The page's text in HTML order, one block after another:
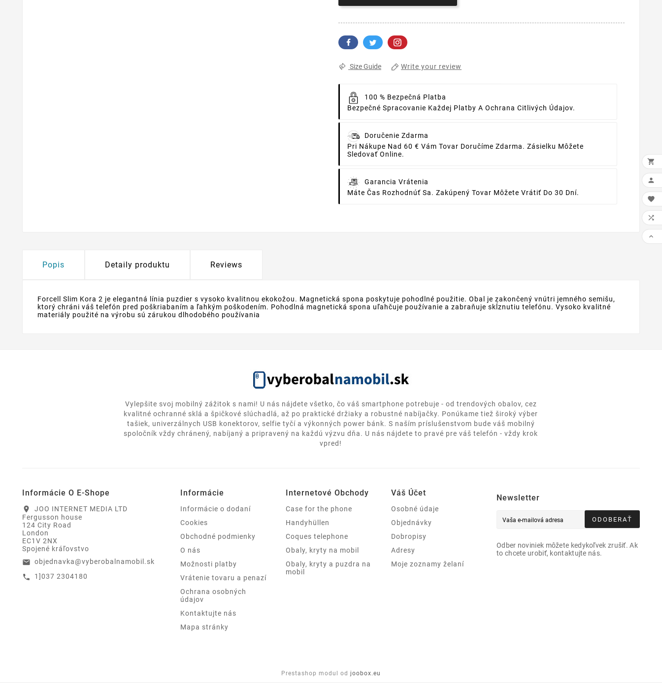
Size Guide Write your review
100 % Bezpečná Platba
Bezpečné Spracovanie Každej Platby A Ochrana Citlivých Údajov.
Doručenie Zdarma
Pri Nákupe Nad 60 € Vám Tovar Doručíme Zdarma. Zásielku Môžete
Sledovať Online.
Garancia Vrátenia
Máte Čas Rozhodnúť Sa. Zakúpený Tovar Môžete Vrátiť Do 30 Dní.
Popis Detaily produktu Reviews
Forcell Slim Kora 2 je elegantná línia puzdier s vysoko kvalitnou ekokožou. Magnetická spona poskytuje pohodlné použitie. Obal je zakončený vnútri jemného semišu,
ktorý chráni váš telefón pred poškriabaním a ľahkým poškodením. Pohodlná magnetická spona uľahčuje používanie a zabraňuje skĺznutiu telefónu. Vysoko kvalitné
materiály použité na výrobu sú zárukou dlhodobého používania
Vylepšite svoj mobilný zážitok s nami! U nás nájdete všetko, čo váš smartphone potrebuje - od trendových obalov, cez
kvalitné ochranné sklá a špičkové slúchadlá, až po praktické držiaky a robustné nabíjačky. Ponúkame tiež široký výber
tašiek, univerzálnych USB konektorov, selfie tyčí a výkonných power bánk. S naším príslušenstvom bude váš mobilný
spoločník vždy chránený, nabíjaný a pripravený na každú výzvu dňa. U nás nájdete to pravé pre váš telefón - vždy krok
vpred!
Informácie O E-Shope
location_on
JOO INTERNET MEDIA LTD
Fergusson house
124 City Road
London
EC1V 2NX
Spojené kráľovstvo
email objednavka@vyberobalnamobil.sk
call 1]037 2304180
Informácie
Informácie o dodaní
Cookies
Obchodné podmienky
O nás
Možnosti platby
Vrátenie tovaru a penazí
Ochrana osobných
údajov
Kontaktujte nás
Mapa stránky
Internetové Obchody
Case for the phone
Handyhüllen
Coques telephone
Obaly, kryty na mobil
Obaly, kryty a puzdra na
mobil
Váš Účet
Osobné údaje
Objednávky
Dobropisy
Adresy
Moje zoznamy želaní
Newsletter
ODOBERAŤ
Odber noviniek môžete kedykoľvek zrušiť. Ak
to chcete urobiť, kontaktujte nás.
Prestashop modul od joobox.eu




